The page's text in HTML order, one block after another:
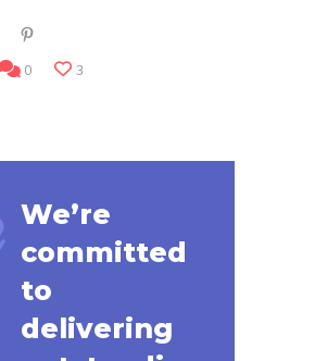
0 3
We’re
committed
to
delivering